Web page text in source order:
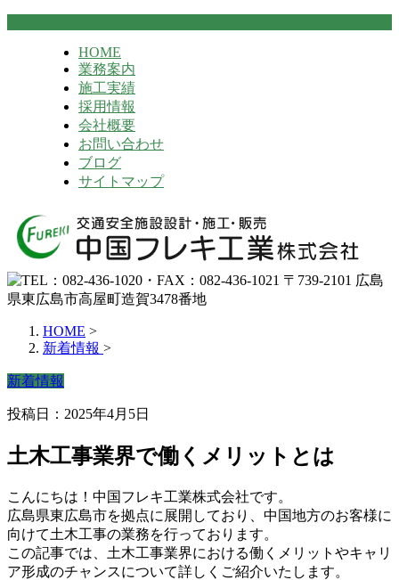
HOME
業務案内
施工実績
採用情報
会社概要
お問い合わせ
ブログ
サイトマップ
HOME >
新着情報 >
新着情報
投稿日：2025年4月5日
土木工事業界で働くメリットとは
こんにちは！中国フレキ工業株式会社です。
広島県東広島市を拠点に展開しており、中国地方のお客様に
向けて土木工事の業務を行っております。
この記事では、土木工事業界における働くメリットやキャリ
ア形成のチャンスについて詳しくご紹介いたします。